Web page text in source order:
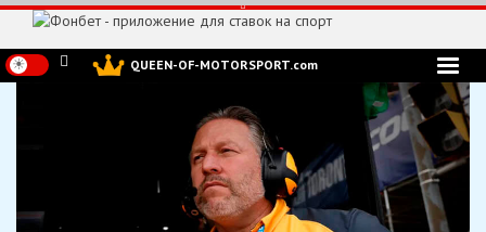
Перейти
содержимому
QUEEN-OF-MOTORSPORT.com